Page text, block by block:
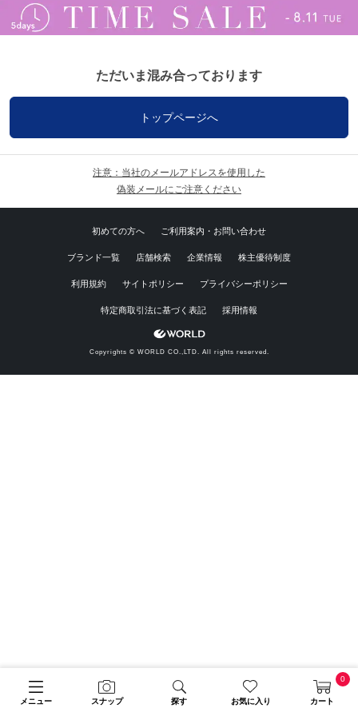
メニュー スナップ 探す お気に入り カート
0
ただいま混み合っております
トップページへ
注意：当社のメールアドレスを使用した
偽装メールにご注意ください
初めての方へ ご利用案内・お問い合わせ
ブランド一覧 店舗検索 企業情報 株主優待制度
利用規約 サイトポリシー プライバシーポリシー
特定商取引法に基づく表記 採用情報
Copyrights © WORLD CO.,LTD. All rights reserved.